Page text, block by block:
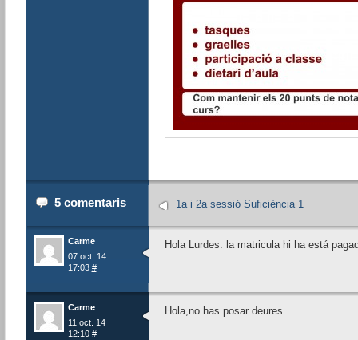
5 comentaris 1a i 2a sessió Suficiència 1
Carme
07 oct. 14
17:03 #
Hola Lurdes: la matricula hi ha está
Carme
11 oct. 14
12:10 #
Hola,no has posar deures..